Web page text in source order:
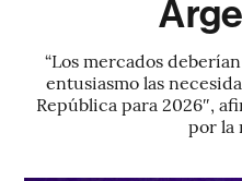
“Los mercados
entusiasmo las
República para 2026″,
por la